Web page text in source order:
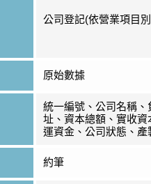
公司登記(依營業項目
原始數據
統一編號、公司名稱、
址、資本總額、實收資
運資金、公司狀態、產
約筆